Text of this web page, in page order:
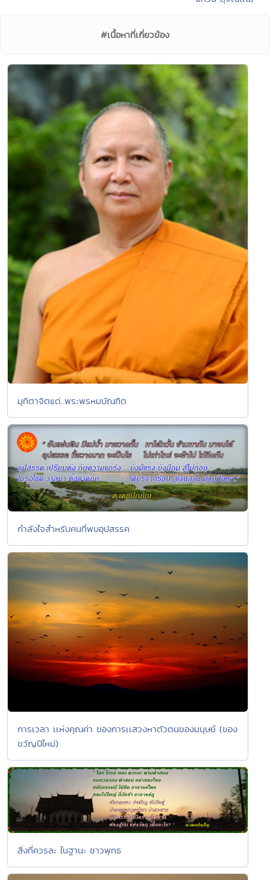
#เนื้อหาที่เกี่ยวข้อง
มุทิตาจิตแด่..พระพรหมบัณฑิต
กำลังใจสำหรับคนที่พบอุปสรรค
การเวลา เเห่งคุณค่า ของการเเสวงหาตัวตนของมนุษย์ (ของ
ขวัญปีใหม่)
สิ่งที่ควรละ ในฐานะ ชาวพุทธ